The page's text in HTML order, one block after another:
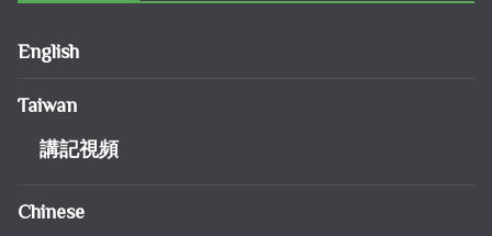
English
Taiwan
講記視頻
Chinese